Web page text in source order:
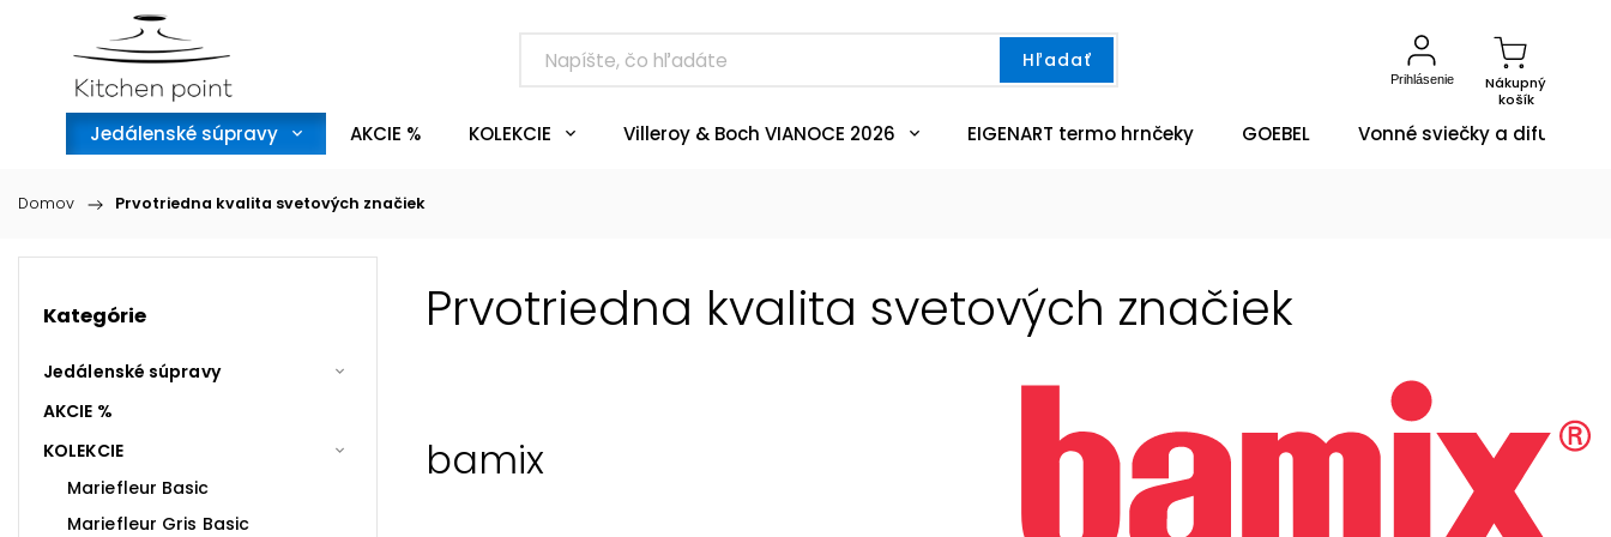
Hľadať
Nákupný
košík
Prihlásenie
Jedálenské súpravy AKCIE % KOLEKCIE Villeroy & Boch VIANOCE 2026 EIGENART termo hrnčeky GOEBEL Vonné sviečky a difuzéry
Domov / Prvotriedna kvalita svetových značiek
Kategórie
Jedálenské súpravy
AKCIE %
KOLEKCIE
Mariefleur Basic
Mariefleur Gris Basic
Prvotriedna kvalita svetových značiek
bamix